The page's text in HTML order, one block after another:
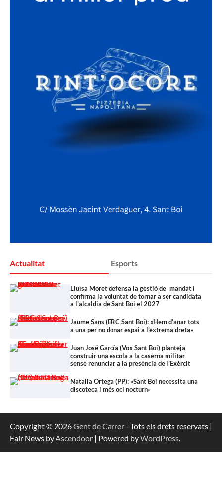
Actualitat Esports
Lluïsa Moret defensa la gestió del mandat i
confirma la voluntat de tornar a ser candidata
a l’alcaldia de Sant Boi el 2027
Jaume Sans (ERC Sant Boi): «Hem d’anar tots
a una per no donar espai a l’extrema dreta»
Juan José García (Vox Sant Boi) planteja
construir una escola a la caserna militar
sense renunciar a la presència de l’Exèrcit
Natalia Ortega (PP): «Sant Boi necessita una
discoteca i més oci nocturn»
Copyright © 2026Gent de Carrer- Tots els drets reservats |
Fair News byAscendoor | Powered byWordPress.